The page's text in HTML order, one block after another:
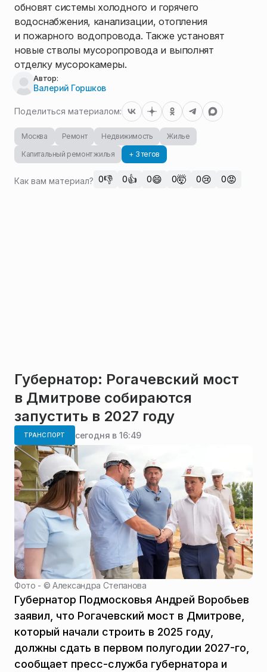
обновят системы холодного и горячего
водоснабжения, канализации, отопления
и пожарного водопровода. Также установят
новые стволы мусоропровода и выполнят
отделку мусорокамеры.
Автор:
Валерий Горшков
Поделиться материалом:
Москва Ремонт Недвижимость
Жилье
Капитальный ремонт жилья
+ 3 тегов
Как вам материал? 0👎 0👍 0😄 0🤯 0😢 0😡
Губернатор: Рогачевский мост
в Дмитрове собираются
запустить в 2027 году
ТРАНСПОРТ сегодня в 16:49
Фото - ©Александра Степанова
Губернатор Подмосковья Андрей Воробьев
заявил, что Рогачевский мост в Дмитрове,
который начали строить в 2025 году,
должны сдать в первом полугодии 2027-го,
сообщает пресс-служба губернатора и